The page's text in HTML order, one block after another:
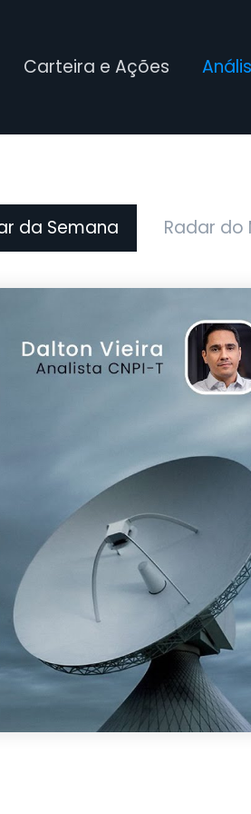
Carteira e Ações
da Semana Radar